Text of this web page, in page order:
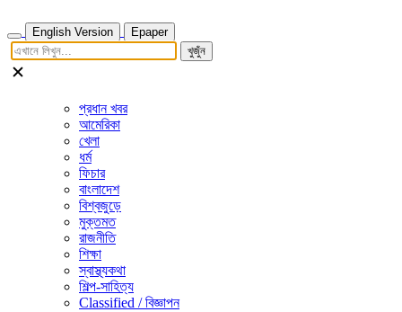
English Version
Epaper
খুজুঁন
প্রধান খবর
আমেরিকা
খেলা
ধর্ম
ফিচার
বাংলাদেশ
বিশ্বজুড়ে
মুক্তমত
রাজনীতি
শিক্ষা
স্বাস্থ্যকথা
শিল্প-সাহিত্য
Classified / বিজ্ঞাপন